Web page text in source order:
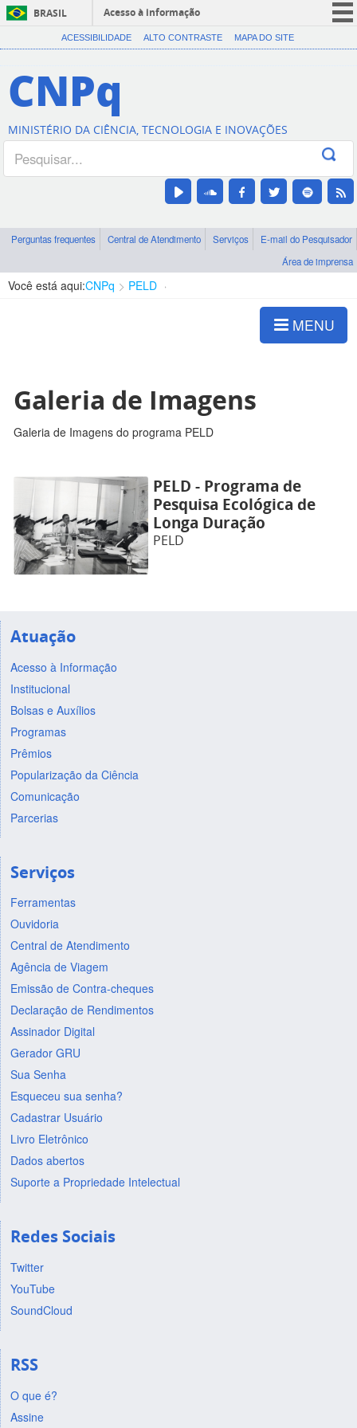
BRASIL
Acesso à informação
CORONAVÍRUS (COVID-19)
Canais
ACESSIBILIDADE ALTO CONTRASTE MAPA DO SITE
CNPq
MINISTÉRIO DA CIÊNCIA, TECNOLOGIA E INOVAÇÕES
Perguntas frequentes Central de Atendimento Serviços
E-mail do Pesquisador
Área de imprensa
Você está aqui:CNPq PELD
MENU
Galeria de Imagens
Galeria de Imagens do programa PELD
PELD - Programa de
Pesquisa Ecológica de
Longa Duração
PELD
Atuação
Acesso à Informação
Institucional
Bolsas e Auxílios
Programas
Prêmios
Popularização da Ciência
Comunicação
Parcerias
Serviços
Ferramentas
Ouvidoria
Central de Atendimento
Agência de Viagem
Emissão de Contra-cheques
Declaração de Rendimentos
Assinador Digital
Gerador GRU
Sua Senha
Esqueceu sua senha?
Cadastrar Usuário
Livro Eletrônico
Dados abertos
Suporte a Propriedade Intelectual
Redes Sociais
Twitter
YouTube
SoundCloud
RSS
O que é?
Assine